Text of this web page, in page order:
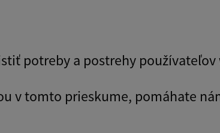
potreby a postrehy používateľov
v tomto prieskume, pomáhate